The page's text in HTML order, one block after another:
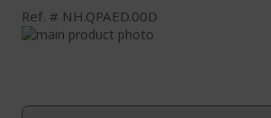
Ref. NH.QPAED.00D
Skip
of
beginning